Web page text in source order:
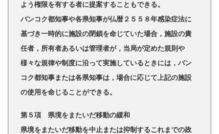
よう権限を有する者に提案することもできる。
バンコク都知事や各県知事が仏暦２５５８年感染症法に
基づき一時的に施設の閉鎖を命じていた場合，施設の責
任者，所有者あるいは管理者が，当局が定めた規則や
様々な規律や制度に沿って実施しているときには，バン
コク都知事または各県知事は，場合に応じて上記の施設
の使用を命じることができる。
第５項 県境をまたいだ移動の緩和
県境をまたいだ移動を中止または抑制するこれまでの政